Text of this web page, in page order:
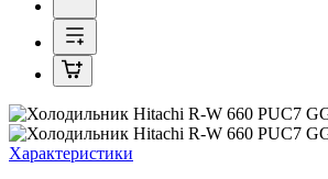
Характеристики